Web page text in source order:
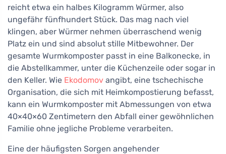
reicht etwa ein halbes Kilogramm Würmer, also
ungefähr fünfhundert Stück. Das mag nach viel
klingen, aber Würmer nehmen überraschend wenig
Platz ein und sind absolut stille Mitbewohner. Der
gesamte Wurmkomposter passt in eine Balkonecke, in
die Abstellkammer, unter die Küchenzeile oder sogar in
den Keller. Wie Ekodomov angibt, eine tschechische
Organisation, die sich mit Heimkompostierung befasst,
kann ein Wurmkomposter mit Abmessungen von etwa
40×40×60 Zentimetern den Abfall einer gewöhnlichen
Familie ohne jegliche Probleme verarbeiten.
Eine der häufigsten Sorgen angehender